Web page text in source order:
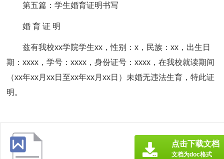
第五篇：学生婚育证明书写
婚 育 证 明
兹有我校xx学院学生xx，性别：x，民族：xx，出生日
期：xxxx，学号：xxxx，身份证号：xxxx，在我校就读期间
（xx年xx月xx日至xx年xx月xx日）未婚无违法生育，特此证
明。
点击下载文档
文档为doc格式